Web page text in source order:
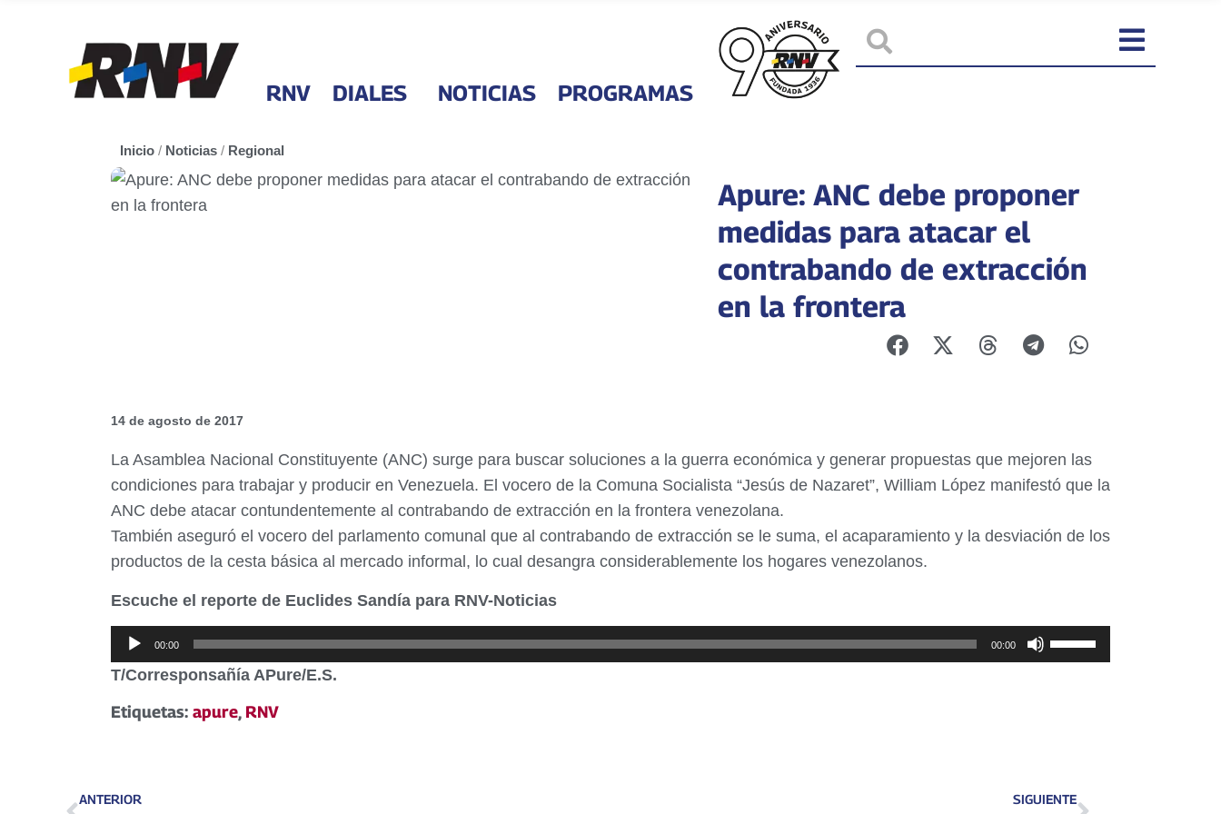
RNV DIALES NOTICIAS PROGRAMAS
Inicio / Noticias / Regional
Apure: ANC debe proponer
medidas para atacar el
contrabando de extracción
en la frontera
14 de agosto de 2017
La Asamblea Nacional Constituyente (ANC) surge para buscar soluciones a la guerra económica y generar propuestas que mejoren las
condiciones para trabajar y producir en Venezuela. El vocero de la Comuna Socialista “Jesús de Nazaret”, William López manifestó que la
ANC debe atacar contundentemente al contrabando de extracción en la frontera venezolana.
También aseguró el vocero del parlamento comunal que al contrabando de extracción se le suma, el acaparamiento y la desviación de los
productos de la cesta básica al mercado informal, lo cual desangra considerablemente los hogares venezolanos.
Escuche el reporte de Euclides Sandía para RNV-Noticias
Reproductor
de
00:00 00:00
Utiliza
las
para
T/Corresponsañía APure/E.S.
Etiquetas: apure, RNV
ANTERIOR SIGUIENTE